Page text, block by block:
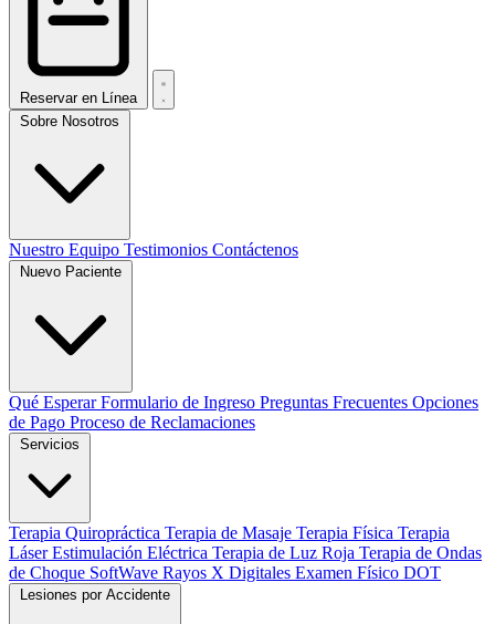
Reservar en Línea
Nuestro Equipo Testimonios Contáctenos
Qué EsperarFormulario de Ingreso Preguntas Frecuentes Opciones
de Pago Proceso de Reclamaciones
Terapia Quiropráctica Terapia de Masaje Terapia Física Terapia
LáserEstimulación Eléctrica Terapia de Luz Roja Terapia de Ondas
de Choque SoftWave Rayos X Digitales Examen Físico DOT